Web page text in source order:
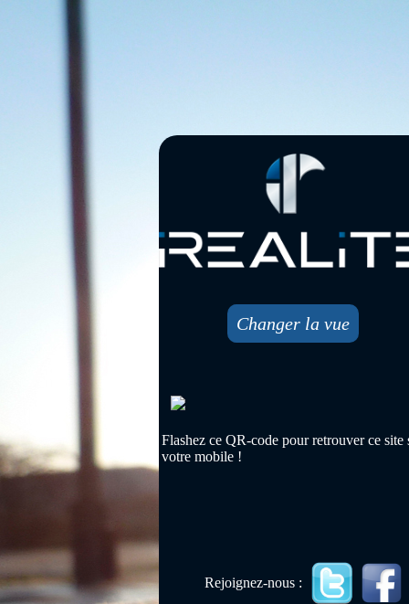
Changer la vue
Flashez ce QR-code pour retrouver ce site
votre mobile !
Rejoignez-nous :